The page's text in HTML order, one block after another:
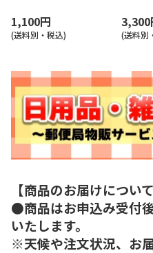
1,100円
(送料別・税込)
3,300
(送料別
【商品のお届けについて
●商品はお申込み受付
いたします。
※天候や注文状況、お